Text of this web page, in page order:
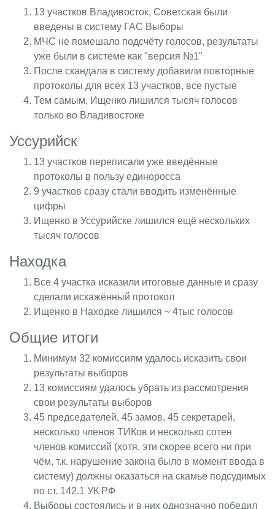
13 участков Владивосток, Советская были
введены в систему ГАС Выборы
МЧС не помешало подсчёту голосов, результаты
уже были в системе как "версия №1"
После скандала в систему добавили повторные
протоколы для всех 13 участков, все пустые
Тем самым, Ищенко лишился тысяч голосов
только во Владивостоке
Уссурийск
13 участков переписали уже введённые
протоколы в пользу единоросса
9 участков сразу стали вводить изменённые
цифры
Ищенко в Уссурийске лишился ещё нескольких
тысяч голосов
Находка
Все 4 участка исказили итоговые данные и сразу
сделали искажённый протокол
Ищенко в Находке лишился ~ 4тыс голосов
Общие итоги
Минимум 32 комиссиям удалось исказить свои
результаты выборов
13 комиссиям удалось убрать из рассмотрения
свои результаты выборов
45 председателей, 45 замов, 45 секретарей,
несколько членов ТИКов и несколько сотен
членов комиссий (хотя, эти скорее всего ни при
чём, т.к. нарушение закона было в момент ввода в
систему) должны оказаться на скамье подсудимых
по ст. 142.1 УК РФ
Выборы состоялись и в них однозначно победил